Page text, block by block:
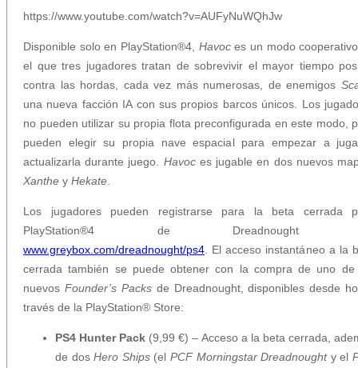
https://www.youtube.com/watch?v=AUFyNuWQhJw
Disponible solo en PlayStation®4, Havoces un modo
el que tres jugadores tratan de sobrevivir el mayor tiempo
contra las hordas, cada vez más numerosas, de enemigos
una nueva facción IA con sus propios barcos únicos. Los
no pueden utilizar su propia flota preconfigurada en este modo,
pueden elegir su propia nave espacial para empezar a
actualizarla durante juego. Havoces jugable en dos nuevos
Xanthe y Hekate
Los jugadores pueden registrarse para la beta cerrada
PlayStation®4 de Dreadnought
www.greybox.com/dreadnought/ps4 . El acceso instantáneo a la
cerrada también se puede obtener con la compra de uno de
nuevos Founder’s Packsde Dreadnought, disponibles desde
través de la PlayStation® Store:
PS4 Hunter Pack (9,99 €) – Acceso a la beta cerrada,
de dosHero Ships(elPCF Morningstar Dreadnoughty el